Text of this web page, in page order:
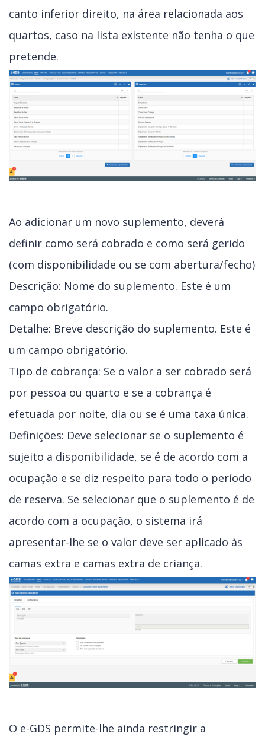
canto inferior direito, na área relacionada aos
quartos, caso na lista existente não tenha o que
pretende.
Ao adicionar um novo suplemento, deverá
definir como será cobrado e como será gerido
(com disponibilidade ou se com abertura/fecho)
Descrição: Nome do suplemento. Este é um
campo obrigatório.
Detalhe: Breve descrição do suplemento. Este é
um campo obrigatório.
Tipo de cobrança: Se o valor a ser cobrado será
por pessoa ou quarto e se a cobrança é
efetuada por noite, dia ou se é uma taxa única.
Definições: Deve selecionar se o suplemento é
sujeito a disponibilidade, se é de acordo com a
ocupação e se diz respeito para todo o período
de reserva. Se selecionar que o suplemento é de
acordo com a ocupação, o sistema irá
apresentar-lhe se o valor deve ser aplicado às
camas extra e camas extra de criança.
O e-GDS permite-lhe ainda restringir a